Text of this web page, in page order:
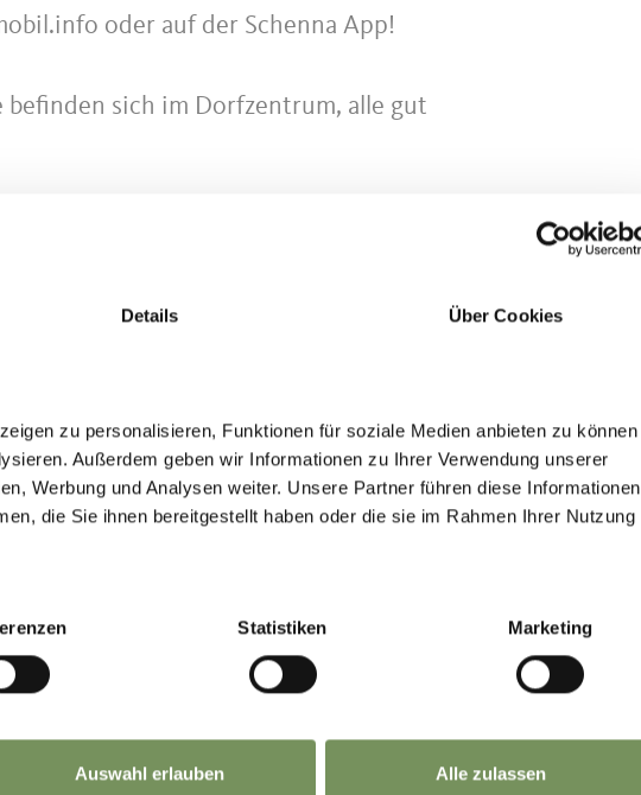
Details Über Cookies
zu personalisieren, Funktionen für soziale Medien anbieten zu können
Außerdem geben wir Informationen zu Ihrer Verwendung unserer
Werbung und Analysen weiter. Unsere Partner führen diese Informationen
die Sie ihnen bereitgestellt haben oder die sie im Rahmen Ihrer Nutzung
Statistiken Marketing
Auswahl erlauben Alle zulassen
oder auf der Schenna App!
sich im Dorfzentrum, alle gut
Getränk für unterwegs.
kostenlos storniert werden, danach
Bei Stornierungen am Tag der
Geld zurückerstattet.
Törggelemenü.